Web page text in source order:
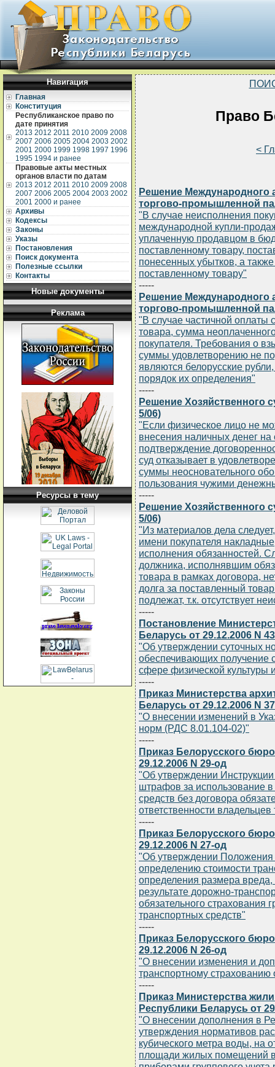
Навигация
Главная
Конституция
Республиканское право по
дате принятия
2013 2012 2011 2010 2009 2008
2007 2006 2005 2004 2003 2002
2001 2000 1999 1998 1997 1996
1995 1994 и ранее
Правовые акты местных
органов власти по датам
2013 2012 2011 2010 2009 2008
2007 2006 2005 2004 2003 2002
2001 2000 и ранее
Архивы
Кодексы
Законы
Указы
Постановления
Поиск документа
Полезные ссылки
Контакты
Новые документы
Реклама
Ресурсы в тему
Право
<
Решение Международного
торгово-промышленной
"В случае неисполнения
международной купли-
уплаченную продавцом в
поставленному товару,
понесенных убытков, а
поставленному товару"
-----
Решение Международного
торгово-промышленной
"В случае частичной оплаты
товара, сумма
покупателя. Требования о
суммы удовлетворению не
являются белорусские
порядок их определения"
-----
Решение Хозяйственного
5/06)
"Если физическое лицо не
внесения наличных денег на
подтверждение
суд отказывает в
суммы неосновательного
пользования чужими
-----
Решение Хозяйственного
5/06)
"Из материалов дела
имени покупателя
исполнения обязанностей.
должника, исполнявшим
товара в рамках договора,
долга за поставленный
подлежат, т.к. отсутствует
-----
Постановление
Беларусь от 29.12.2006 N 43
"Об утверждении суточных
обеспечивающих получение
сфере физической культуры
-----
Приказ Министерства
Беларусь от 29.12.2006 N
"О внесении изменений в
норм (РДС 8.01.104-02)"
-----
Приказ Белорусского
29.12.2006 N 29-од
"Об утверждении
штрафов за использование
средств без договора
ответственности
-----
Приказ Белорусского
29.12.2006 N 27-од
"Об утверждении Положения
определению стоимости
определения размера вреда,
результате дорожно-
обязательного страхования
транспортных средств"
-----
Приказ Белорусского
29.12.2006 N 26-од
"О внесении изменения и
транспортному страхованию
-----
Приказ Министерства
Республики Беларусь от
"О внесении дополнения в
утверждения нормативов
кубического метра воды, на
площади жилых помещений